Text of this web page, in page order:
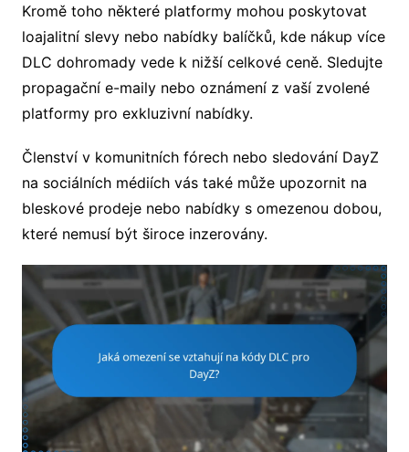
Kromě toho některé platformy mohou poskytovat
loajalitní slevy nebo nabídky balíčků, kde nákup více
DLC dohromady vede k nižší celkové ceně. Sledujte
propagační e-maily nebo oznámení z vaší zvolené
platformy pro exkluzivní nabídky.
Členství v komunitních fórech nebo sledování DayZ
na sociálních médiích vás také může upozornit na
bleskové prodeje nebo nabídky s omezenou dobou,
které nemusí být široce inzerovány.